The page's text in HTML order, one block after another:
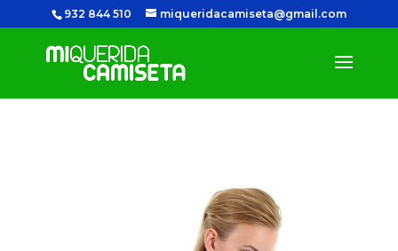
932 844 510 miqueridacamiseta@gmail.com